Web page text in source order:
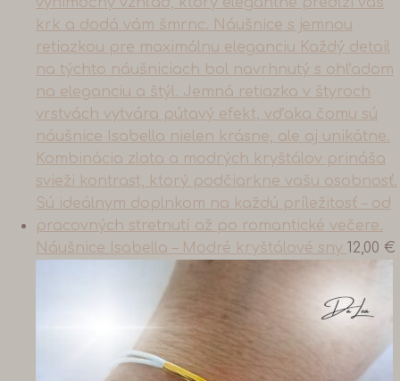
Náušnice Isabella – Modré kryštálové sny 12,00 €